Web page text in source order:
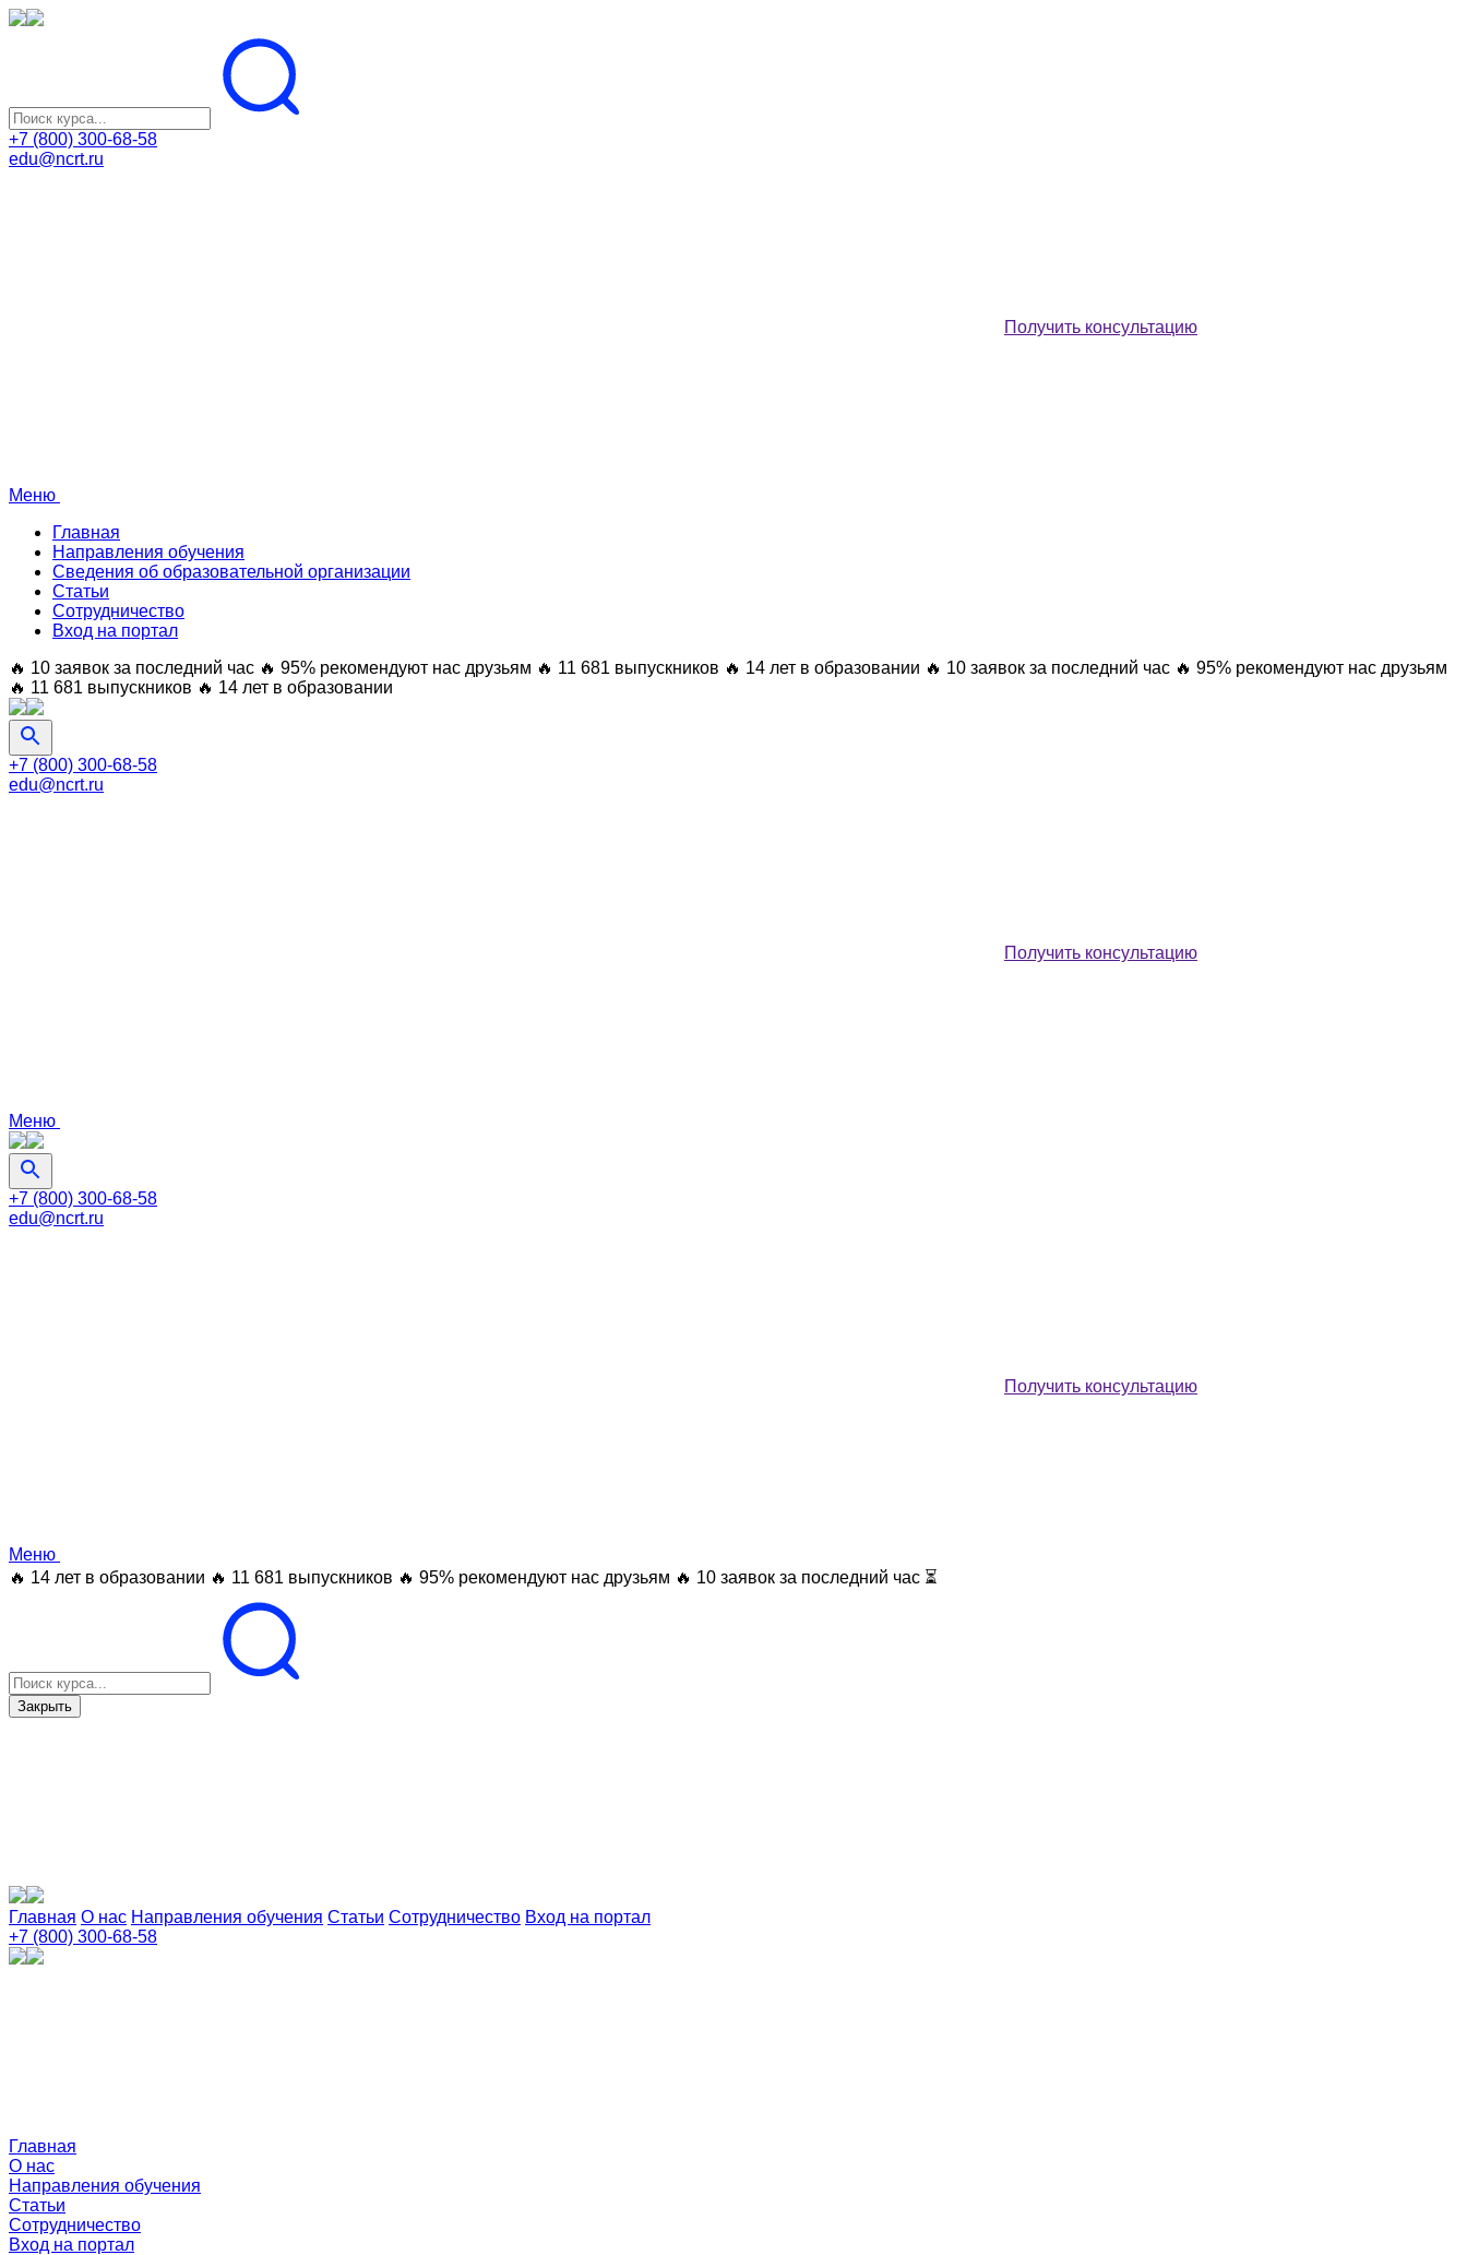
+7 (800) 300-68-58
edu@ncrt.ru
Получить консультацию
Меню
Главная
Направления обучения
Сведения об образовательной организации
Статьи
Сотрудничество
Вход на портал
🔥 10 заявок за последний час 🔥 95% рекомендуют нас друзьям 🔥 11 681 выпускников 🔥 14 лет в образовании 🔥 10 заявок за последний час 🔥 95% рекомендуют нас друзьям
🔥 11 681 выпускников 🔥 14 лет в образовании
+7 (800) 300-68-58
edu@ncrt.ru
Получить консультацию
Меню
+7 (800) 300-68-58
edu@ncrt.ru
Получить консультацию
Меню
🔥 14 лет в образовании 🔥 11 681 выпускников 🔥 95% рекомендуют нас друзьям 🔥 10 заявок за последний час ⏳
Закрыть
Главная О нас Направления обучения Статьи Сотрудничество Вход на портал
+7 (800) 300-68-58
Главная
О нас
Направления обучения
Статьи
Сотрудничество
Вход на портал